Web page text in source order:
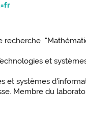
et
et systèmes
Membre du